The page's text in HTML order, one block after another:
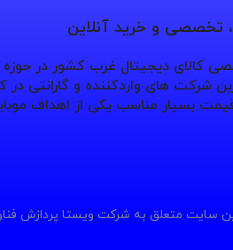
تخصصی و خرید آنلاین
کالای دیجیتال غرب کشور در حوزه
های واردکننده و گارانتی در
بسیار مناسب یکی از اهداف
سایت متعلق به شرکت ویستا پردازش